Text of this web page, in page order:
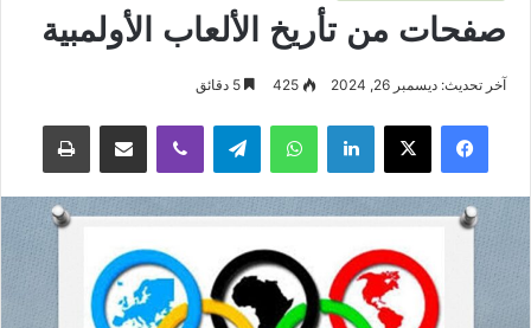
صفحات من تأريخ الألعاب الأولمبية
آخر تحديث: ديسمبر 26, 2024 425
فيسبوك لينكدإن واتساب